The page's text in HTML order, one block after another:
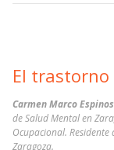
El
Carmen Marco
de Salud Mental en
Ocupacional.
Zaragoza.